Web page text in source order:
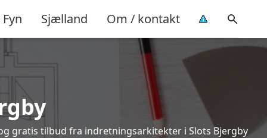
Fyn Sjælland Om / kontakt
gratis tilbud fra indretningsarkitekter i Slots Bjergby